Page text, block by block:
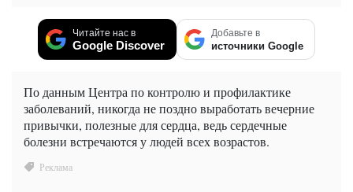
Читайте нас в
Google Discover
Добавьте в
источники Google
По данным Центра по контролю и профилактике
заболеваний, никогда не поздно выработать вечерние
привычки, полезные для сердца, ведь сердечные
болезни встречаются у людей всех возрастов.